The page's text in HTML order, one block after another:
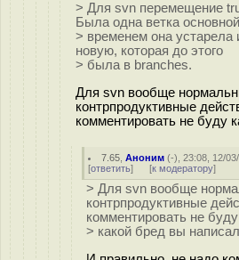
> Для svn перемещение
Была одна ветка
> временем она
новую, которая до этого
> была в branches.
Для svn вообще
контрпродуктивные
комментировать не буду
7.65 ,Аноним (-), 23:08, 12/
[ответить] [к модератору]
> Для svn вообще
контрпродуктивные
комментировать не буду
> какой бред вы